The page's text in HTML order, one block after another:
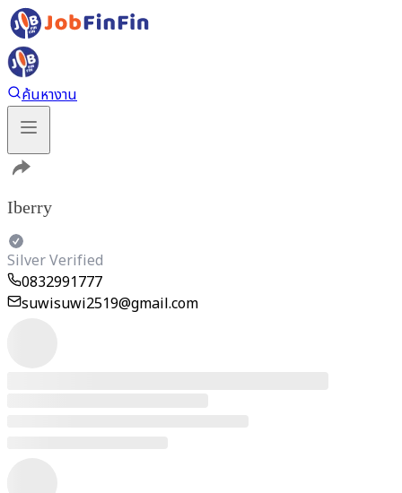
ค้นหางาน
Iberry
Silver Verified
0832991777
suwisuwi2519@gmail.com